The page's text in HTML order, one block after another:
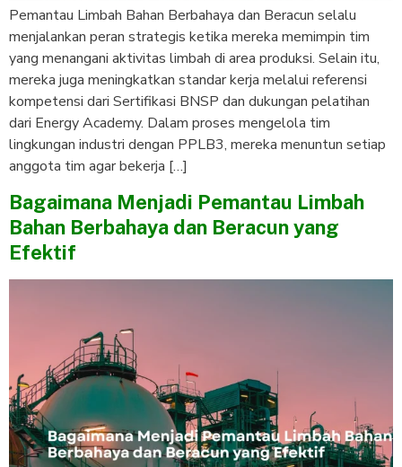
Pemantau Limbah Bahan Berbahaya dan Beracun selalu
menjalankan peran strategis ketika mereka memimpin tim
yang menangani aktivitas limbah di area produksi. Selain itu,
mereka juga meningkatkan standar kerja melalui referensi
kompetensi dari Sertifikasi BNSP dan dukungan pelatihan
dari Energy Academy. Dalam proses mengelola tim
lingkungan industri dengan PPLB3, mereka menuntun setiap
anggota tim agar bekerja […]
Bagaimana Menjadi Pemantau Limbah
Bahan Berbahaya dan Beracun yang
Efektif